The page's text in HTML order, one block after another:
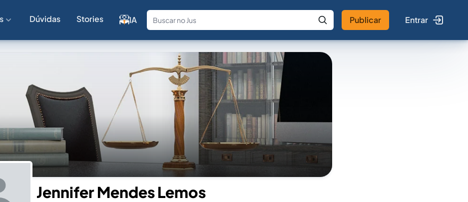
Dúvidas Stories IA
Fale com a IA Buscar no Jus
Publicar Entrar
Jennifer Mendes Lemos